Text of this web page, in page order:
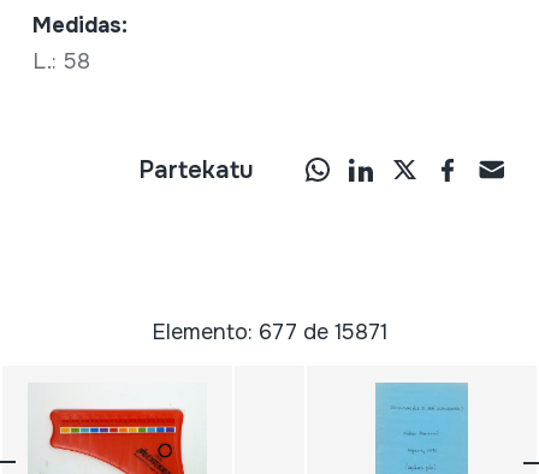
Medidas:
L.: 58
Partekatu
Elemento: 677 de 15871